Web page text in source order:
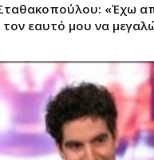
«Έχω
εαυτό μου να